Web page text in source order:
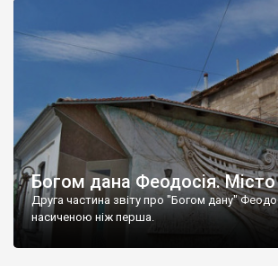
Богом дана Феодосія.
Друга частина звіту про "Богом дану"
насиченою ніж перша.